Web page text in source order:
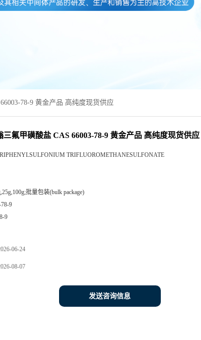
78-9 黄金产品 高纯度现货供应
三氟甲磺酸盐 CAS 66003-78-9 黄金产品 高纯度现货供应
TRIFLUOROMETHANESULFONATE
批量包装(bulk package)
9
9
06-24
08-07
发送咨询信息